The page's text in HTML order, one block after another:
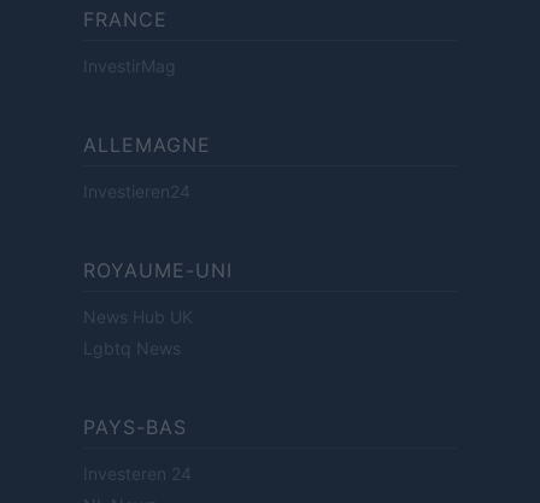
FRANCE
InvestirMag
ALLEMAGNE
Investieren24
ROYAUME-UNI
News Hub UK
Lgbtq News
PAYS-BAS
Investeren 24